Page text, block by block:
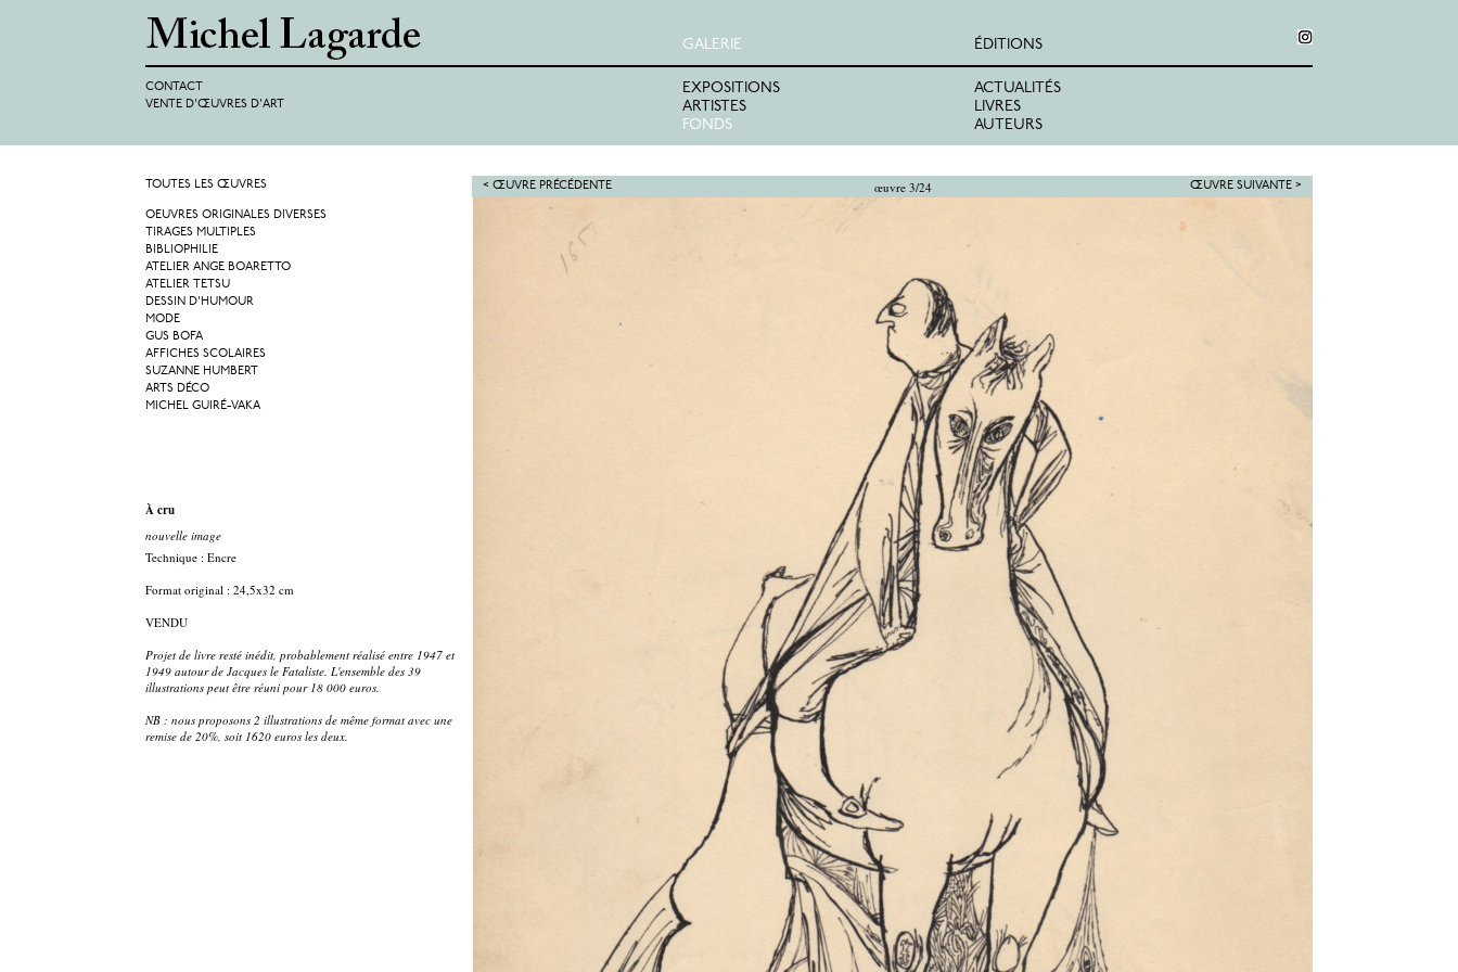
GALERIE
EXPOSITIONS
ARTISTES
FONDS
ÉDITIONS
ACTUALITÉS
LIVRES
AUTEURS
CONTACT
VENTE D'ŒUVRES D'ART
œuvre 3/24
< ŒUVRE PRÉCÉDENTE ŒUVRE SUIVANTE >
TOUTES LES ŒUVRES
OEUVRES ORIGINALES DIVERSES
TIRAGES MULTIPLES
BIBLIOPHILIE
ATELIER ANGE BOARETTO
ATELIER TETSU
DESSIN D'HUMOUR
MODE
GUS BOFA
AFFICHES SCOLAIRES
SUZANNE HUMBERT
ARTS DÉCO
MICHEL GUIRÉ-VAKA
À cru
nouvelle image
Technique : Encre
Format original : 24,5x32 cm
VENDU
Projet de livre resté inédit, probablement réalisé entre 1947 et
1949 autour de Jacques le Fataliste. L'ensemble des 39
illustrations peut être réuni pour 18 000 euros.
NB : nous proposons 2 illustrations de même format avec une
remise de 20%, soit 1620 euros les deux.